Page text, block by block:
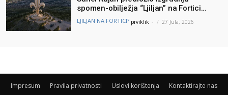
spomen-obilježja “Ljiljan” na Fortici
iznad Mostara – Podšku ideji dao i
Muhamed ef. Velić
LJILJAN NA FORTICI? prviklik - 27 Jula, 2026
Impresum Pravila privatnosti Uslovi korištenja Kontaktirajte nas